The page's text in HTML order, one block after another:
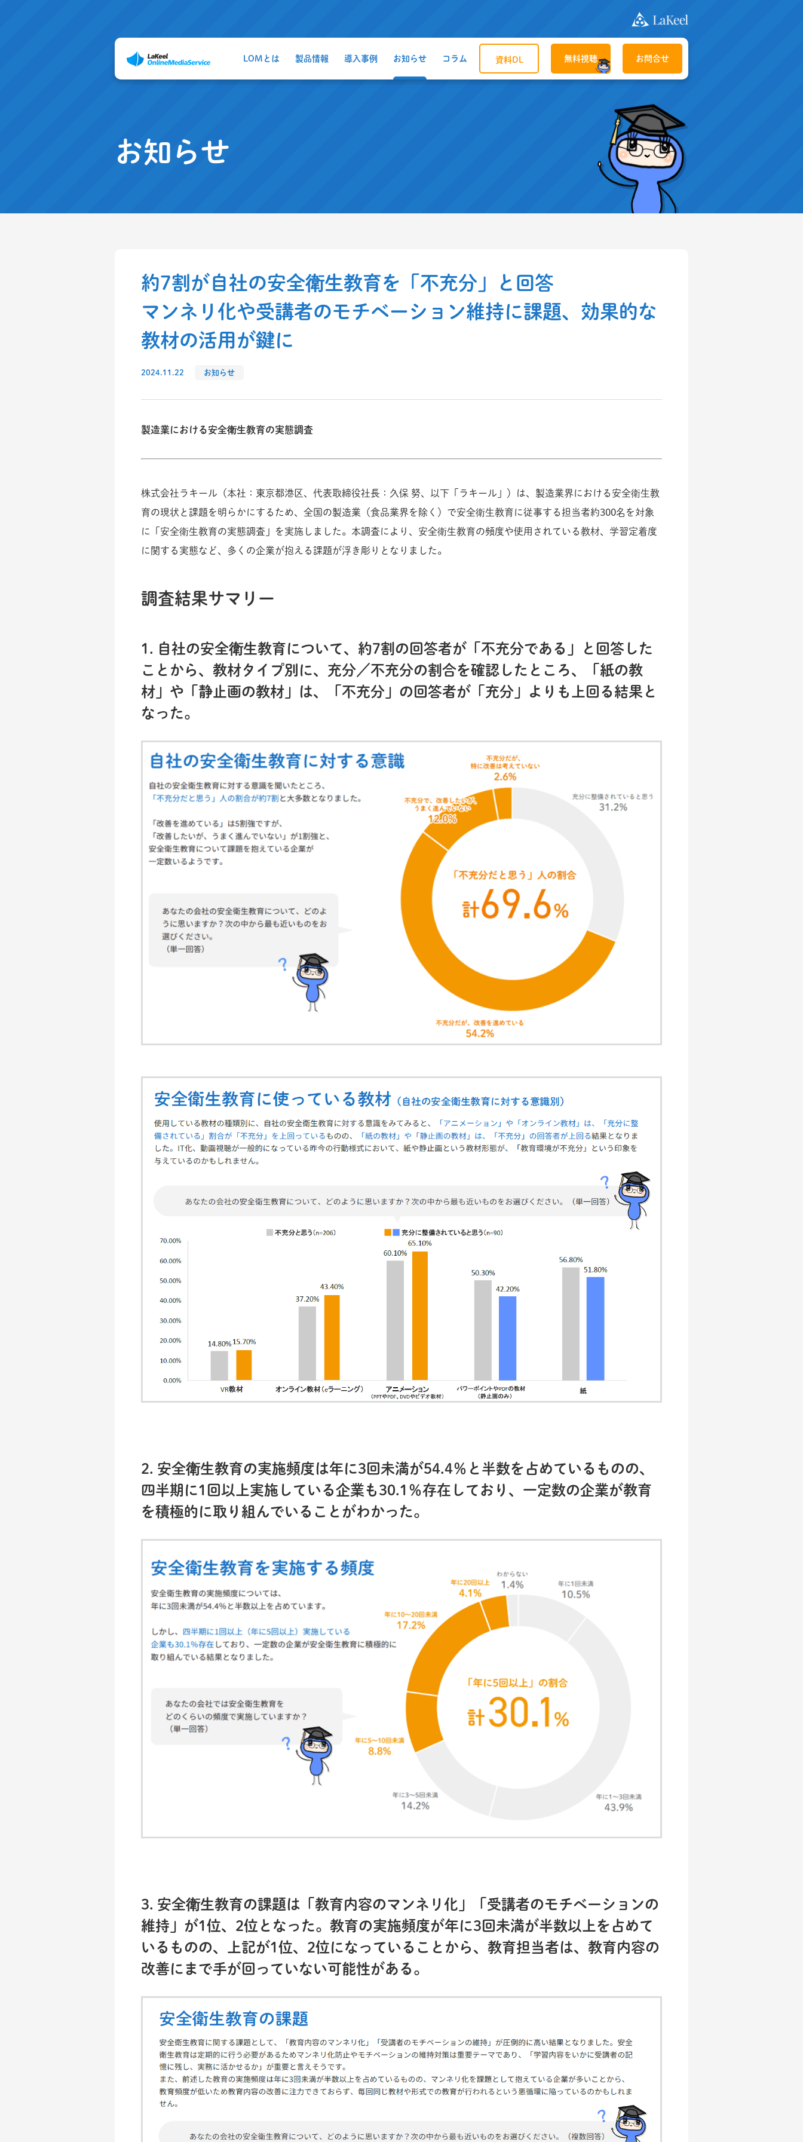
LOMとは 製品情報 導入事例 お知らせ コラム 資料DL 無料視聴 お問合せ
お知らせ
約7割が自社の安全衛生教育を「不充分」と回答
マンネリ化や受講者のモチベーション維持に課題、効果的な
教材の活用が鍵に
2024.11.22 お知らせ
製造業における安全衛生教育の実態調査
株式会社ラキール（本社：東京都港区、代表取締役社長：久保 努、以下「ラキール」）は、製造業界における安全衛生教
育の現状と課題を明らかにするため、全国の製造業（食品業界を除く）で安全衛生教育に従事する担当者約300名を対象
に「安全衛生教育の実態調査」を実施しました。本調査により、安全衛生教育の頻度や使用されている教材、学習定着度
に関する実態など、多くの企業が抱える課題が浮き彫りとなりました。
調査結果サマリー
1. 自社の安全衛生教育について、約7割の回答者が「不充分である」と回答した
ことから、教材タイプ別に、充分／不充分の割合を確認したところ、「紙の教
材」や「静止画の教材」は、「不充分」の回答者が「充分」よりも上回る結果と
なった。
2. 安全衛生教育の実施頻度は年に3回未満が54.4％と半数を占めているものの、
四半期に1回以上実施している企業も30.1％存在しており、一定数の企業が教育
を積極的に取り組んでいることがわかった。
3. 安全衛生教育の課題は「教育内容のマンネリ化」「受講者のモチベーションの
維持」が1位、2位となった。教育の実施頻度が年に3回未満が半数以上を占めて
いるものの、上記が1位、2位になっていることから、教育担当者は、教育内容の
改善にまで手が回っていない可能性がある。